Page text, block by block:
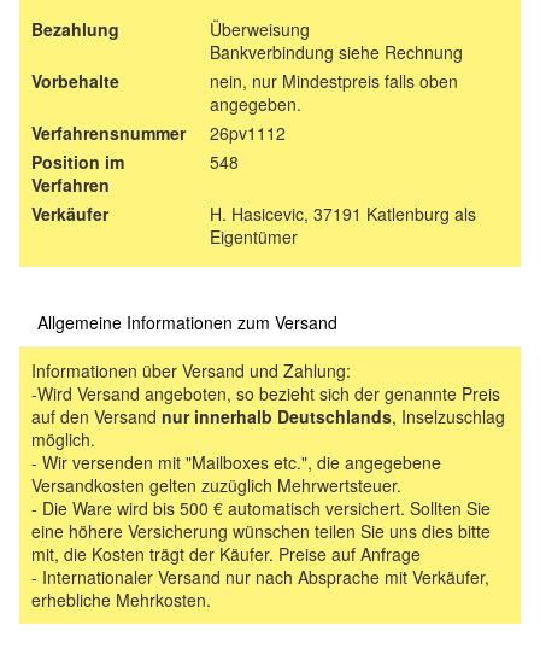
Bezahlung
Überweisung
Bankverbindung siehe Rechnung
Vorbehalte
nein, nur Mindestpreis falls oben
angegeben.
Verfahrensnummer
26pv1112
Position im
Verfahren
548
Verkäufer
H. Hasicevic, 37191 Katlenburg als
Eigentümer
Allgemeine Informationen zum Versand
Informationen über Versand und Zahlung:
-Wird Versand angeboten, so bezieht sich der genannte Preis
auf den Versand nur innerhalb Deutschlands, Inselzuschlag
möglich.
- Wir versenden mit "Mailboxes etc.", die angegebene
Versandkosten gelten zuzüglich Mehrwertsteuer.
- Die Ware wird bis 500 € automatisch versichert. Sollten Sie
eine höhere Versicherung wünschen teilen Sie uns dies bitte
mit, die Kosten trägt der Käufer. Preise auf Anfrage
- Internationaler Versand nur nach Absprache mit Verkäufer,
erhebliche Mehrkosten.